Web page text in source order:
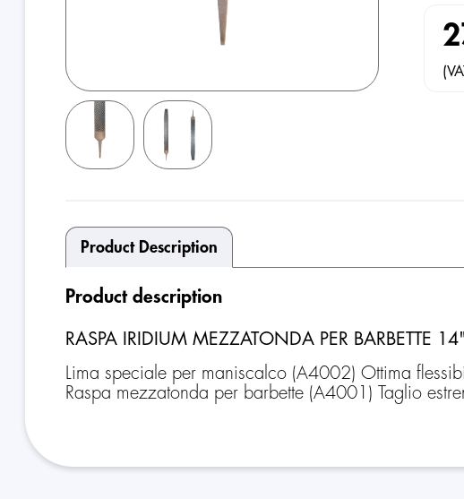
Product Description
Product description
RASPA IRIDIUM MEZZATONDA PER BARBETTE 14"
Lima speciale per maniscalco (A4002) Ottima
Raspa mezzatonda per barbette (A4001) Taglio